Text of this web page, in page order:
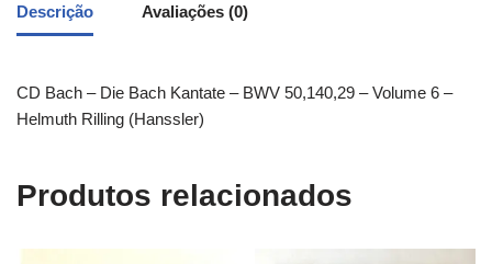
Descrição Avaliações (0)
CD Bach – Die Bach Kantate – BWV 50,140,29 – Volume 6 –
Helmuth Rilling (Hanssler)
Produtos relacionados